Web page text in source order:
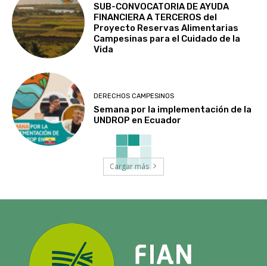
SUB-CONVOCATORIA DE AYUDA
FINANCIERA A TERCEROS del
Proyecto Reservas Alimentarias
Campesinas para el Cuidado de la
Vida
DERECHOS CAMPESINOS
Semana por la implementación de la
UNDROP en Ecuador
Cargar más